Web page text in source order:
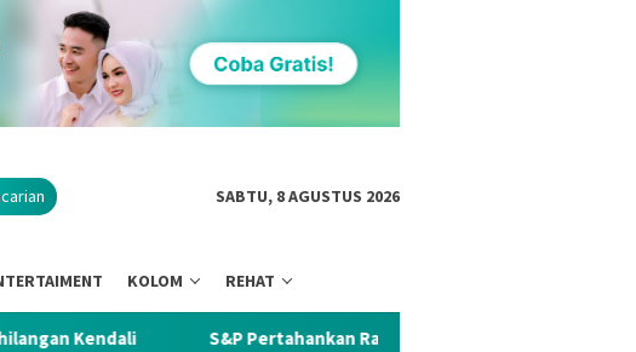
SABTU, 8 AGUSTUS 2026
KOLOM REHAT
S&P Pertahankan Rating Kredit Indonesia BBB, Bukti Ekonomi Nasional